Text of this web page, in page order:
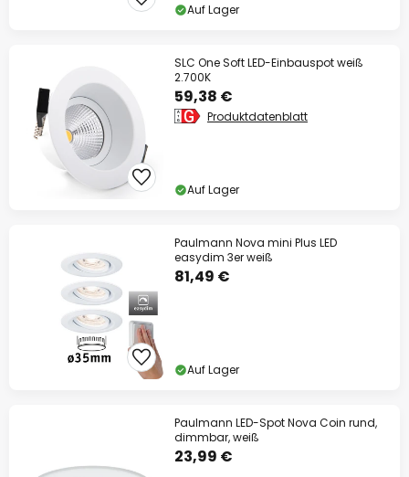
Auf Lager
SLC One Soft LED-Einbauspot weiß
2.700K
59,38 €
Produktdatenblatt
Auf Lager
Paulmann Nova mini Plus LED
easydim 3er weiß
81,49 €
Auf Lager
Paulmann LED-Spot Nova Coin rund,
dimmbar, weiß
23,99 €